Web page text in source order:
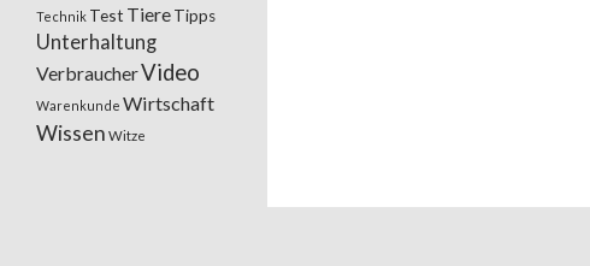
Technik Test TiereTipps
Unterhaltung
VerbraucherVideo
Warenkunde Wirtschaft
Wissen Witze